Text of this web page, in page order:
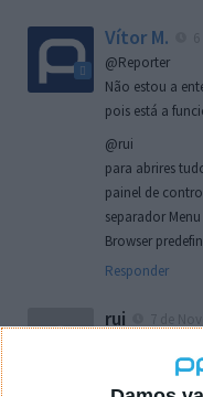
Vítor M.
@Reporter
Não estou a
pois está a
@rui
para abrires
painel de
separador
Browser
Responder
rui
localizaçao
o firefox como